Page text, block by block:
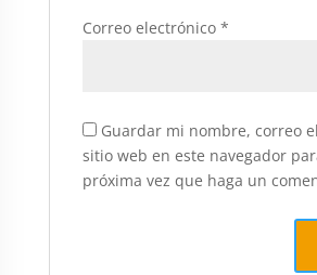
Correo electrónico *
Guardar mi nombre, correo
sitio web en este navegador
próxima vez que haga un